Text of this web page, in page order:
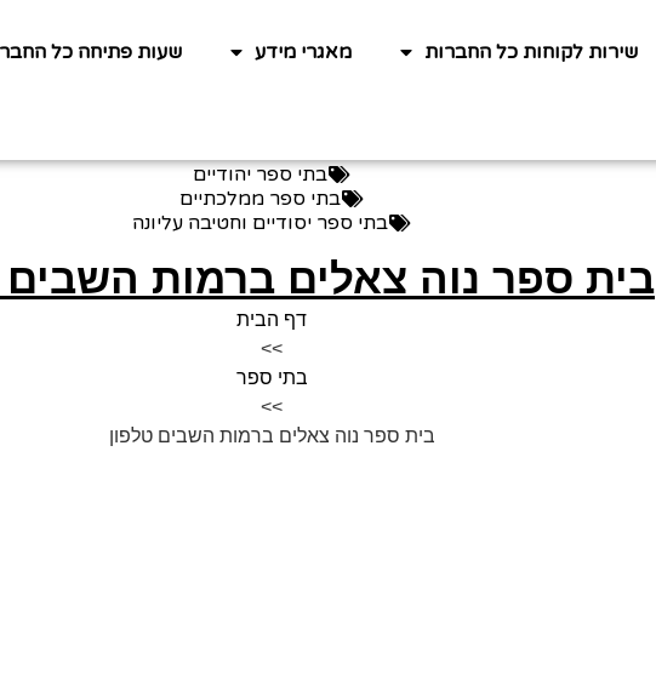
שירות לקוחות כל החברות מאגרי מידע שעות פתיחה כל
בתי ספר יהודיים
בתי ספר ממלכתיים
בתי ספר יסודיים וחטיבה עליונה
בית ספר נוה צאלים ברמות השבים
דף הבית
>>
בתי ספר
>>
בית ספר נוה צאלים ברמות השבים טלפון